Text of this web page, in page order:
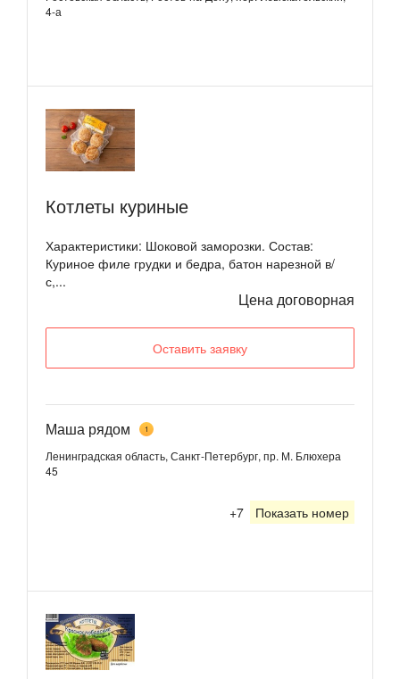
4-а
Котлеты куриные
Характеристики: Шоковой заморозки. Состав:
Куриное филе грудки и бедра, батон нарезной в/
с,...
Цена договорная
Оставить заявку
Маша рядом 1
Ленинградская область, Санкт-Петербург, пр. М. Блюхера
45
+7 Показать номер